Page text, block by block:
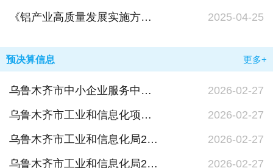
《铝产业高质量发展实施方案（2025—2027年）》
2025-04-25
预决算信息 更多+
乌鲁木齐市中小企业服务中心2026年单位预算公开
2026-02-27
乌鲁木齐市工业和信息化项目中心2026年单位预算公开
2026-02-27
乌鲁木齐市工业和信息化局2026年单位预算公开
2026-02-27
乌鲁木齐市工业和信息化局2026年部门预算公开
2026-02-27